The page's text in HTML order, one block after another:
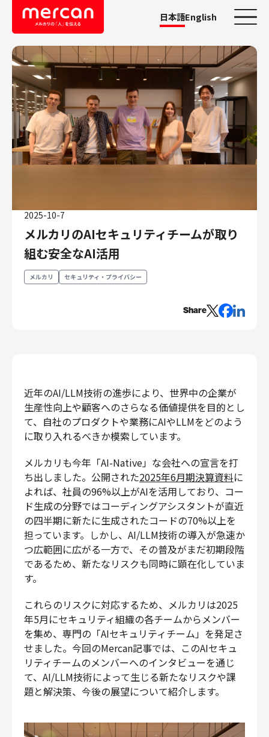
日本語English
カテゴリーから探す
会社・事業
鹿島アントラーズ
Ads
メルカリ
メルカリShops
AI/LLM
職種
エンジニアリング
事業開発
カスタマーサービス
営業
マーケティング・PR
プロダクトマネジメント
データアナリティクス
プロダクトデザイン
クリエイティブ
コーポレート
財務・経理
内部監査・リスク
法務
人事
セキュリティ・プライバシー
募集中の求人一覧
2025-10-7
メルカリのAIセキュリティチームが取り
組む安全なAI活用
メルカリ セキュリティ・プライバシー
Share
近年のAI/LLM技術の進歩により、世界中の企業が
生産性向上や顧客へのさらなる価値提供を目的とし
て、自社のプロダクトや業務にAIやLLMをどのよう
に取り入れるべきか模索しています。
メルカリも今年「AI-Native」な会社への宣言を打
ち出しました。公開された2025年6月期決算資料に
よれば、社員の96%以上がAIを活用しており、コー
ド生成の分野ではコーディングアシスタントが直近
の四半期に新たに生成されたコードの70%以上を
担っています。しかし、AI/LLM技術の導入が急速か
つ広範囲に広がる一方で、その普及がまだ初期段階
であるため、新たなリスクも同時に顕在化していま
す。
これらのリスクに対応するため、メルカリは2025
年5月にセキュリティ組織の各チームからメンバー
を集め、専門の「AIセキュリティチーム」を発足さ
せました。今回のMercan記事では、このAIセキュ
リティチームのメンバーへのインタビューを通じ
て、AI/LLM技術によって生じる新たなリスクや課
題と解決策、今後の展望について紹介します。